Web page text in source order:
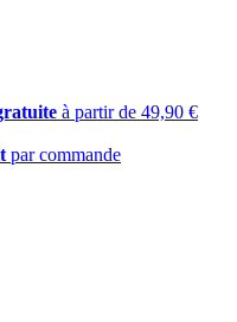
à partir de 49,90 €
par commande